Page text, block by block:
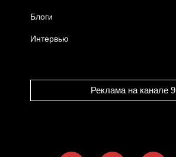
Блоги
Интервью
Реклама на канале 9